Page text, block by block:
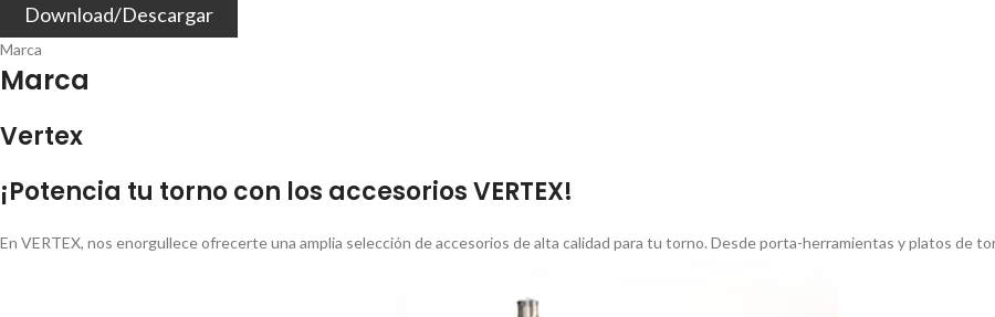
Download/Descargar
Marca
Marca
Vertex
¡Potencia tu torno con los accesorios VERTEX!
En VERTEX, nos enorgullece ofrecerte una amplia selección de accesorios de alta calidad para tu torno. Desde porta-herramientas y platos de